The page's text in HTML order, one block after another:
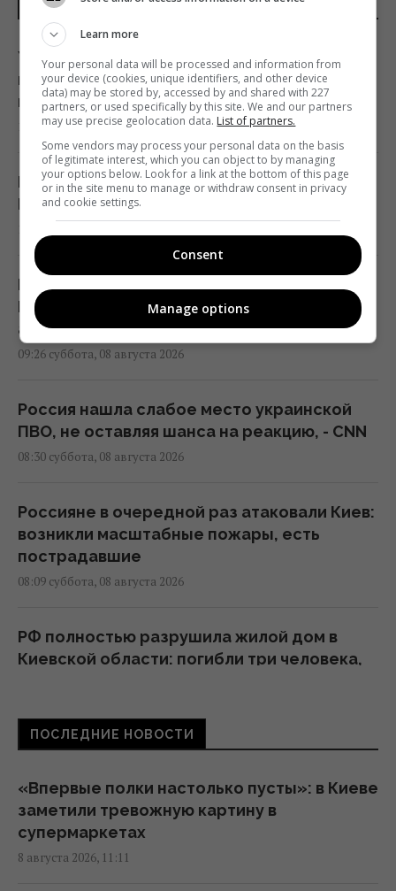
НОВОСТИ УКРАИНЫ
Украина согласилась не нападать на
нероссийские танкеры с нефтью в Черном
море, - Bloomberg
11:24 суббота, 08 августа 2026
В России загорелись сразу два крупных
НПЗ после атаки украинских дронов
Ни одну баллистическую ракету не сбили:
Воздушные силы раскрыли детали ночной
атаки россиян
09:26 суббота, 08 августа 2026
Россия нашла слабое место украинской
ПВО, не оставляя шанса на реакцию, - CNN
08:30 суббота, 08 августа 2026
Россияне в очередной раз атаковали Киев:
возникли масштабные пожары, есть
пострадавшие
08:09 суббота, 08 августа 2026
РФ полностью разрушила жилой дом в
Киевской области: погибли три человека,
и лишь 15% баллистических ракет, – отчет
05:31 суббота, 08 августа 2026
Зеленский отреагировал на принятие
ПОСЛЕДНИЕ НОВОСТИ
«Впервые полки настолько пусты»: в Киеве
заметили тревожную картину в
супермаркетах
8 августа 2026, 11:11
Learn more
Your personal data will be processed and information from
your device (cookies, unique identifiers, and other device
data) may be stored by, accessed by and shared with 227
partners, or used specifically by this site. We and our partners
may use precise geolocation data. List of partners.
Some vendors may process your personal data on the basis
of legitimate interest, which you can object to by managing
your options below. Look for a link at the bottom of this page
or in the site menu to manage or withdraw consent in privacy
and cookie settings.
Consent
Manage options